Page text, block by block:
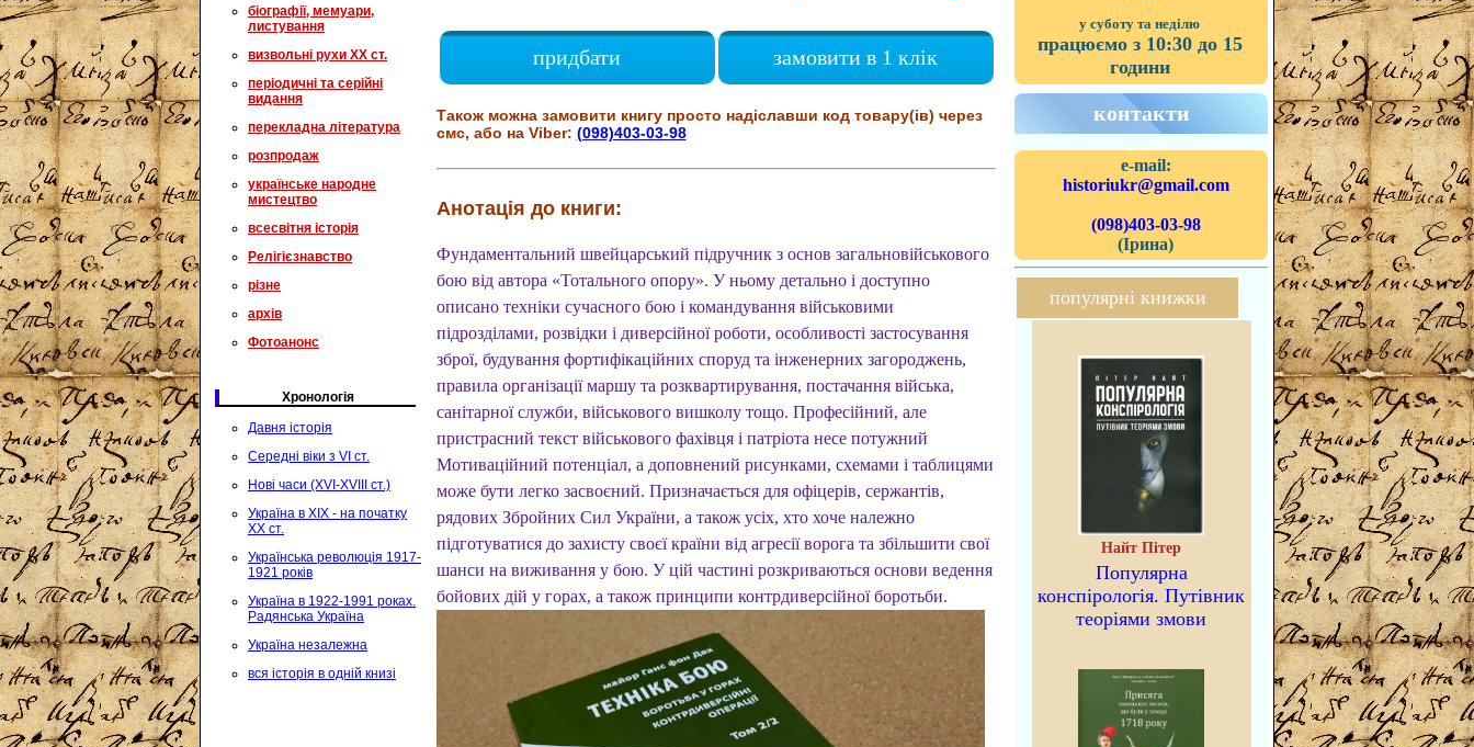
біографії, мемуари,
листування
визвольні рухи XX ст.
періодичні та серійні
видання
перекладна література
розпродаж
українське народне
мистецтво
всесвітня історія
Релігієзнавство
різне
архів
Фотоанонс
Хронологія
Давня історія
Середні віки з VI ст.
Нові часи (XVI-XVIII ст.)
Україна в XIX - на початку
XX ст.
Українська революція 1917-
1921 років
Україна в 1922-1991 роках.
Радянська Україна
Україна незалежна
вся історія в одній книзі
придбати замовити в 1 клік
Також можна замовити книгу просто надіславши код товару(ів) через
смс, або на Viber: (098)403-03-98
Анотація до книги:
Фундаментальний швейцарський підручник з основ загальновійськового
бою від автора «Тотального опору». У ньому детально і доступно
описано техніки сучасного бою і командування військовими
підрозділами, розвідки і диверсійної роботи, особливості застосування
зброї, будування фортифікаційних споруд та інженерних загороджень,
правила організації маршу та розквартирування, постачання війська,
санітарної служби, військового вишколу тощо. Професійний, але
пристрасний текст військового фахівця і патріота несе потужний
Мотиваційний потенціал, а доповнений рисунками, схемами і таблицями
може бути легко засвоєний. Призначається для офіцерів, сержантів,
рядових Збройних Сил України, а також усіх, хто хоче належно
підготуватися до захисту своєї країни від агресії ворога та збільшити свої
шанси на виживання у бою. У цій частині розкриваються основи ведення
бойових дій у горах, а також принципи контрдиверсійної боротьби.
у суботу та неділю
працюємо з 10:30 до 15
години
контакти
e-mail:
historiukr@gmail.com
(098)403-03-98
(Ірина)
популярні книжки
Найт Пітер
Популярна
конспірологія. Путівник
теоріями змови